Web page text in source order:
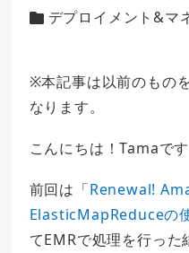
者
カテゴリー
デプロイメント&マ
※本記事は以前のもの
なります。
こんにちは！Tamaです
前回は「Renewal!
ElasticMapReduceの
てEMRで処理を行った